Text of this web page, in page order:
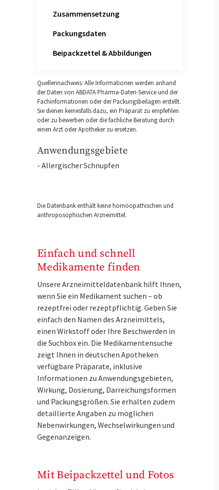
Zusammensetzung
Packungsdaten
Beipackzettel & Abbildungen
Quellennachweis: Alle Informationen werden anhand
der Daten von ABDATA Pharma-Daten-Service und der
Fachinformationen oder der Packungsbeilagen erstellt.
Sie dienen keinesfalls dazu, ein Präparat zu empfehlen
oder zu bewerben oder die fachliche Beratung durch
einen Arzt oder Apotheker zu ersetzen.
Anwendungsgebiete
- Allergischer Schnupfen
Die Datenbank enthält keine homöopathischen und
anthroposophischen Arzneimittel.
Einfach und schnell
Medikamente finden
Unsere Arzneimitteldatenbank hilft Ihnen,
wenn Sie ein Medikament suchen – ob
rezeptfrei oder rezeptpflichtig. Geben Sie
einfach den Namen des Arzneimittels,
einen Wirkstoff oder Ihre Beschwerden in
die Suchbox ein. Die Medikamentensuche
zeigt Ihnen in deutschen Apotheken
verfügbare Präparate, inklusive
Informationen zu Anwendungsgebieten,
Wirkung, Dosierung, Darreichungsformen
und Packungsgrößen. Sie erhalten zudem
detaillierte Angaben zu möglichen
Nebenwirkungen, Wechselwirkungen und
Gegenanzeigen.
Mit Beipackzettel und Fotos